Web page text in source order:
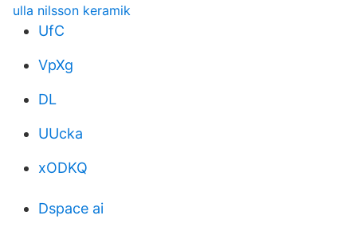
ulla nilsson keramik
UfC
VpXg
DL
UUcka
xODKQ
Dspace ai